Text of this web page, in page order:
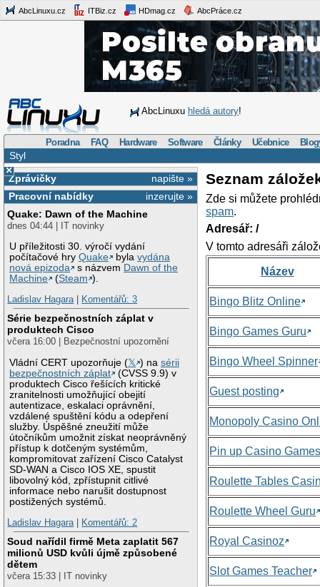
AbcLinuxu.cz ITBiz.cz HDmag.cz AbcPráce.cz
AbcLinuxu hledá autory!
Poradna FAQ Hardware Software Články Učebnice
Styl
×
napište »
Zprávičky
inzerujte »
Pracovní nabídky
Quake: Dawn of the Machine
dnes 04:44 | IT novinky
U příležitosti 30. výročí vydání
počítačové hryQuake bylavydána
nová epizoda
s názvem Dawn of the
Machine
(Steam ).
Ladislav Hagara| Komentářů: 3
Série bezpečnostních záplat v
produktech Cisco
včera 16:00 | Bezpečnostní upozornění
Vládní CERT upozorňuje (𝕏 ) nasérii
bezpečnostních záplat
(CVSS 9.9) v
produktech Cisco řešících kritické
zranitelnosti umožňující obejití
autentizace, eskalaci oprávnění,
vzdálené spuštění kódu a odepření
služby. Úspěšné zneužití může
útočníkům umožnit získat neoprávněný
přístup k dotčeným systémům,
kompromitovat zařízení Cisco Catalyst
SD-WAN a Cisco IOS XE, spustit
libovolný kód, zpřístupnit citlivé
informace nebo narušit dostupnost
postižených systémů.
Ladislav Hagara| Komentářů: 2
Soud nařídil firmě Meta zaplatit 567
milionů USD kvůli újmě způsobené
dětem
včera 15:33 | IT novinky
Seznam
Zde si můžete
spam.
Adresář: /
V tomto adresáři
Název
Bingo Blitz Online
Bingo Games Guru
Bingo Wheel Spinner
Guest posting
Monopoly Casino
Pin up Casino
Roulette Tables
Roulette Wheel Guru
Royal Casinoz
Slot Games Teacher